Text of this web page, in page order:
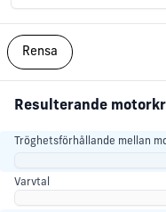
Rensa
Resulterande
Tröghetsförhållande mellan
Varvtal